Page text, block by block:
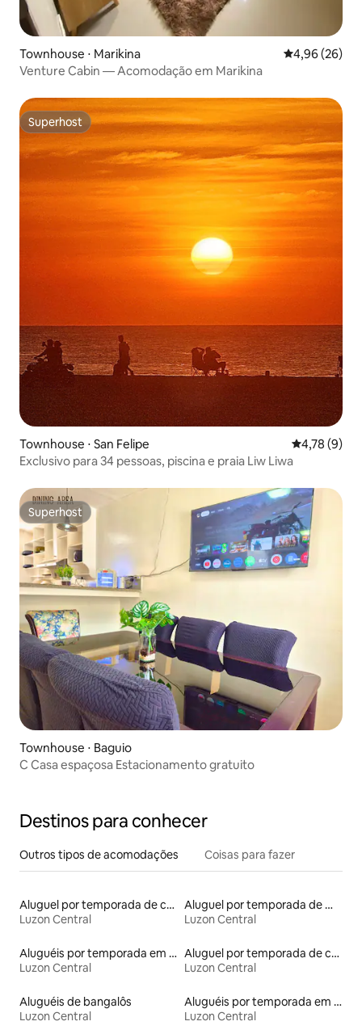
Townhouse ⋅ Marikina 4,96 de uma
4,96 (26)
Venture Cabin — Acomodação em Marikina
Superhost
Superhost
Townhouse ⋅ San Felipe 4,78 de
4,78 (9)
Exclusivo para 34 pessoas, piscina e praia Liw Liwa
Superhost
Superhost
Townhouse ⋅ Baguio
C Casa espaçosa Estacionamento gratuito
Destinos para conhecer
Outros tipos de acomodações Coisas para fazer
Aluguel por temporada de casas de veraneio
Luzon Central
Aluguel por temporada de microcasas
Luzon Central
Aluguéis por temporada em hotéis-fazenda
Luzon Central
Aluguel por temporada de casas de hóspedes
Luzon Central
Aluguéis de bangalôs
Luzon Central
Aluguéis por temporada em albergue
Luzon Central